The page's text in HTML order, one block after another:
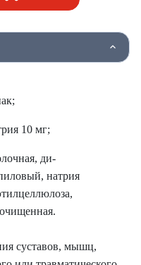
10 мг;
ди-
натрия
суставов, мышц,